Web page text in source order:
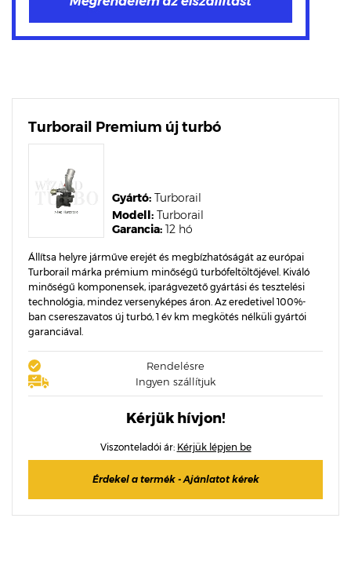
Turborail Premium új turbó
Garancia: 12 hó
Modell: Turborail
Gyártó: Turborail
Állítsa helyre járműve erejét és megbízhatóságát az európai
Turborail márka prémium minőségű turbófeltöltőjével. Kiváló
minőségű komponensek, iparágvezető gyártási és tesztelési
technológia, mindez versenyképes áron. Az eredetivel 100%-
ban csereszavatos új turbó, 1 év km megkötés nélküli gyártói
garanciával.
Rendelésre
Ingyen szállítjuk
Kérjük hívjon!
Viszonteladói ár: Kérjük lépjen be
Érdekel a termék - Ajánlatot kérek